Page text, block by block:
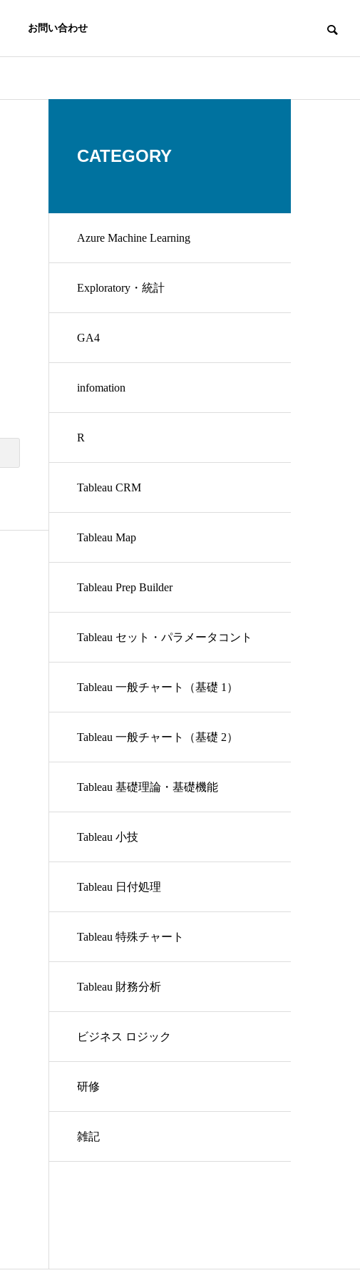
お問い合わせ
CATEGORY
Azure Machine Learning
Exploratory・統計
GA4
infomation
R
Tableau CRM
Tableau Map
Tableau Prep Builder
Tableau セット・パラメータコント
ロール
Tableau 一般チャート（基礎 1）
Tableau 一般チャート（基礎 2）
Tableau 基礎理論・基礎機能
Tableau 小技
Tableau 日付処理
Tableau 特殊チャート
Tableau 財務分析
ビジネス ロジック
研修
雑記